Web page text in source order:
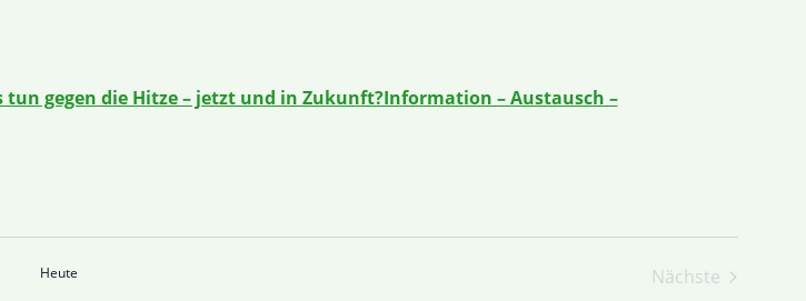
gegen die Hitze – jetzt und in Zukunft?Information – Austausch –
Heute
Nächste